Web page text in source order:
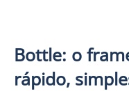
Bottle: o
rápido,